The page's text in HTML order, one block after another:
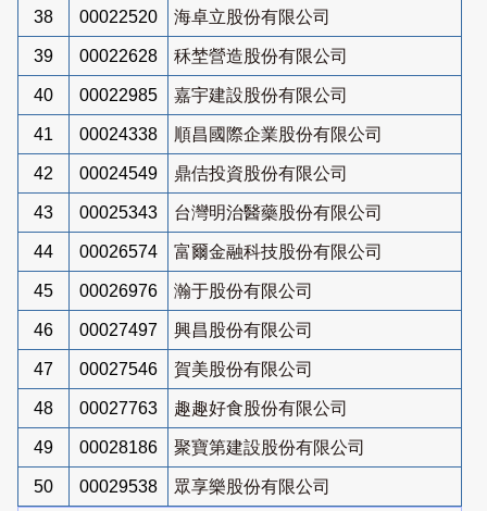
38 00022520 海卓立股份有限公司
39 00022628 秝埜營造股份有限公司
40 00022985 嘉宇建設股份有限公司
41 00024338 順昌國際企業股份有限公司
42 00024549 鼎佶投資股份有限公司
43 00025343 台灣明治醫藥股份有限公司
44 00026574 富爾金融科技股份有限公司
45 00026976 瀚于股份有限公司
46 00027497 興昌股份有限公司
47 00027546 賀美股份有限公司
48 00027763 趣趣好食股份有限公司
49 00028186 聚寶第建設股份有限公司
50 00029538
眾享樂股份有限公司